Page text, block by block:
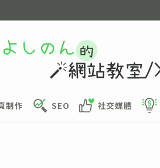
制作 SEO 社交媒體